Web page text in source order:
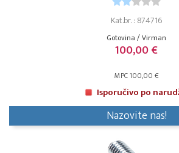
Kat.br. : 874716
Gotovina / Virman
100,00 €
MPC 100,00 €
Isporučivo po
Nazovite nas!